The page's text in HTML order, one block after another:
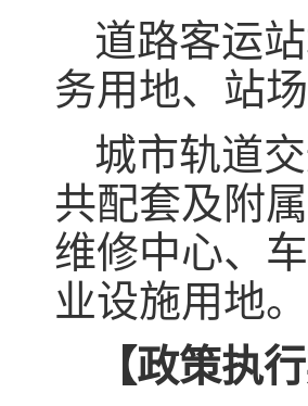
道路客运
务用地、站
城市轨道
共配套及附
维修中心、
业设施用地。
【政策执行